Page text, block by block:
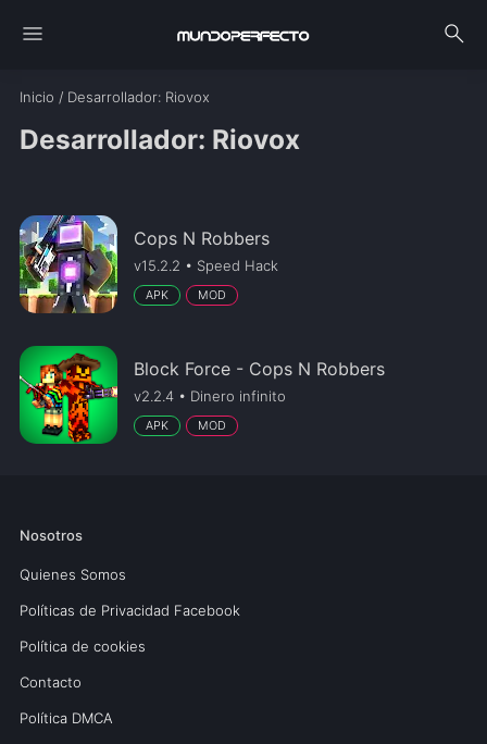
menu search
Inicio / Desarrollador: Riovox
Desarrollador: Riovox
Cops N Robbers
v15.2.2 • Speed Hack
APK MOD
Block Force - Cops N Robbers
v2.2.4 • Dinero infinito
APK MOD
Nosotros
Quienes Somos
Políticas de Privacidad Facebook
Política de cookies
Contacto
Política DMCA